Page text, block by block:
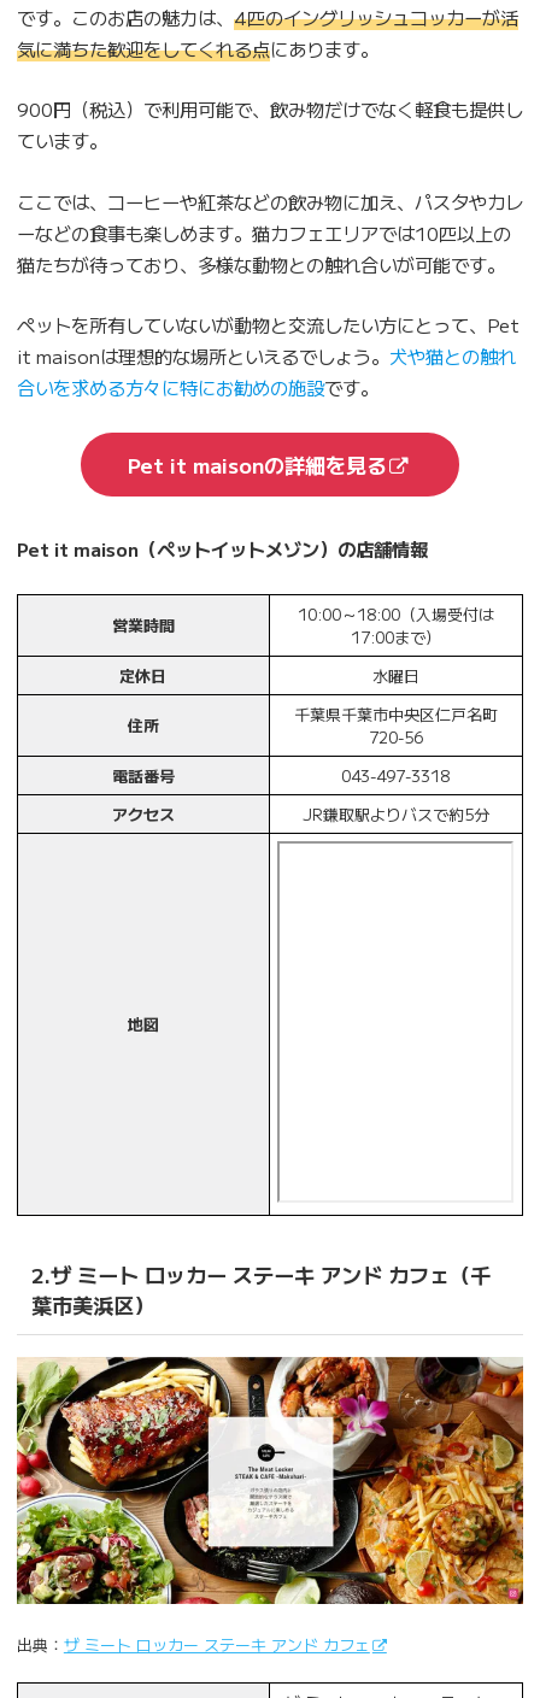
です。このお店の魅力は、 4匹のイングリッシュコッカーが活
気に満ちた歓迎をしてくれる点にあります。
900円（税込）で利用可能で、飲み物だけでなく軽食も提供し
ています。
ここでは、コーヒーや紅茶などの飲み物に加え、パスタやカレ
ーなどの食事も楽しめます。猫カフェエリアでは10匹以上の
猫たちが待っており、多様な動物との触れ合いが可能です。
ペットを所有していないが動物と交流したい方にとって、Pet
it maisonは理想的な場所といえるでしょう。 犬や猫との触れ
合いを求める方々に特にお勧めの施設です。
Pet it maisonの詳細を見る
Pet it maison（ペットイットメゾン）の店舗情報
営業時間
10:00～18:00（入場受付は
17:00まで）
定休日
水曜日
住所
千葉県千葉市中央区仁戸名町
720-56
電話番号
043-497-3318
アクセス
JR鎌取駅よりバスで約5分
地図
2.ザ ミート ロッカー ステーキ アンド カフェ（千
葉市美浜区）
出典： ザ ミート ロッカー ステーキ アンド カフェ